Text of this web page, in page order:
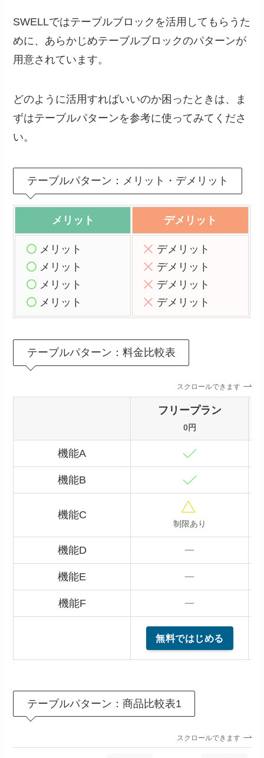
SWELLではテーブルブロックを活用してもらうた
めに、あらかじめテーブルブロックのパターンが
用意されています。
どのように活用すればいいのか困ったときは、ま
ずはテーブルパターンを参考に使ってみてくださ
い。
テーブルパターン：メリット・デメリット
メリット デメリット
メリット
メリット
メリット
メリット
デメリット
デメリット
デメリット
デメリット
テーブルパターン：料金比較表
スクロールできます
フリープラン
0円
機能A
機能B
機能C
制限あり
機能D
機能E
機能F
無料ではじめる
テーブルパターン：商品比較表1
スクロールできます